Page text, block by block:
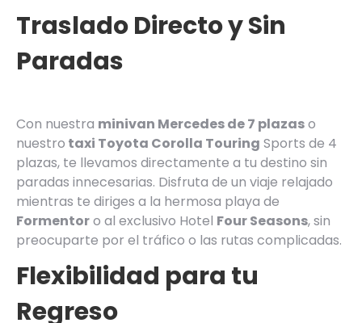
Traslado Directo y Sin
Paradas
Con nuestra minivan Mercedes de 7 plazaso
nuestro taxi Toyota Corolla Touring Sports de 4
plazas, te llevamos directamente a tu destino sin
paradas innecesarias. Disfruta de un viaje relajado
mientras te diriges a la hermosa playa de
Formentoro al exclusivo Hotel Four Seasons, sin
preocuparte por el tráfico o las rutas complicadas.
Flexibilidad para tu
Regreso